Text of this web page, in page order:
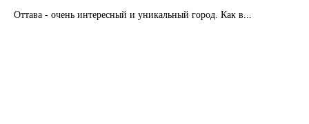
Оттава - очень интересный и уникальный город. Как в...